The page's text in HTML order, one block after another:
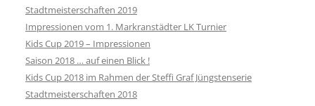
Stadtmeisterschaften 2019
Impressionen vom 1. Markranstädter LK Turnier
Kids Cup 2019 – Impressionen
Saison 2018 … auf einen Blick !
Kids Cup 2018 im Rahmen der Steffi Graf Jüngstenserie
Stadtmeisterschaften 2018